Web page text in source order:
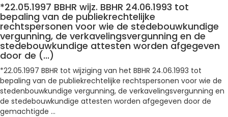
*22.05.1997 BBHR wijz. BBHR 24.06.1993 tot
bepaling van de publiekrechtelijke
rechtspersonen voor wie de stedebouwkundige
vergunning, de verkavelingsvergunning en de
stedebouwkundige attesten worden afgegeven
door de (...)
*22.05.1997 BBHR tot wijziging van het BBHR 24.06.1993 tot
bepaling van de publiekrechtelijke rechtspersonen voor wie de
stedenbouwkundige vergunning, de verkavelingsvergunning en
de stedebouwkundige attesten worden afgegeven door de
gemachtigde ...